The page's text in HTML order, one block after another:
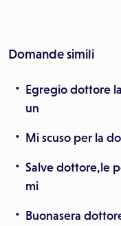
Domande simili
Egregio dottore
un
Mi scuso per la
Salve dottore,le
mi
Buonasera